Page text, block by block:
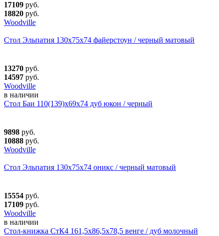
17109 руб.
18820 руб.
Woodville
Стол Эльпатия 130х75х74 файерстоун / черный матовый
13270 руб.
14597 руб.
Woodville
в наличии
Стол Баи 110(139)х69х74 дуб юкон / черный
9898 руб.
10888 руб.
Woodville
Стол Эльпатия 130х75х74 оникс / черный матовый
15554 руб.
17109 руб.
Woodville
в наличии
Стол-книжка СтК4 161,5х86,5х78,5 венге / дуб молочный